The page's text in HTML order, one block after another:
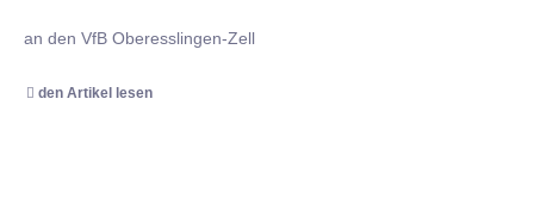
an den VfB Oberesslingen-Zell
den Artikel lesen